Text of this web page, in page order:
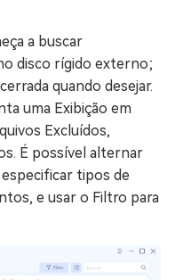
a buscar
disco rígido externo;
quando desejar.
uma Exibição em
Excluídos,
É possível alternar
especificar tipos de
e usar o Filtro para